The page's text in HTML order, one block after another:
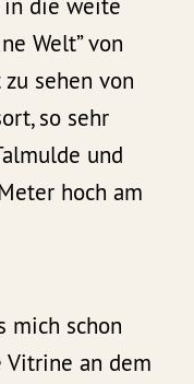
in die weite
Welt” von
sehen von
so sehr
und
hoch am
mich schon
an dem